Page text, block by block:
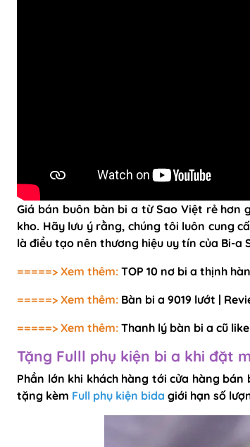
Giá bán buôn bàn bi a từ Sao Việt rẻ
kho. Hãy lưu ý rằng, chúng tôi luôn cung
là điều tạo nên thương hiệu uy tín của Bi-a
=====> Xem thêm: TOP 10 nơ bi a thịnh
=====> Xem thêm: Bàn bi a 9019 lướt |
=====> Xem thêm: Thanh lý bàn bi a cũ
Tặng Fulll phụ kiện bi a khi đặt
Phần lớn khi khách hàng tới cửa hàng
tặng kèm Full phụ kiện bida giới hạn số